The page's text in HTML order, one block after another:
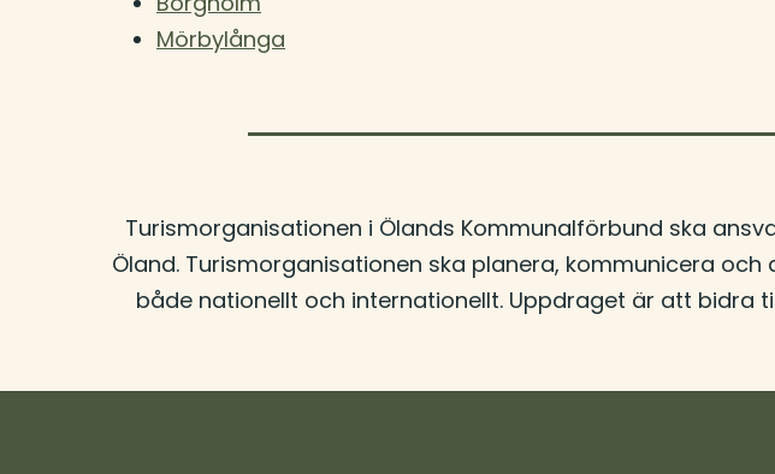
Mörbylånga
Turismorganisationen i Ölands Kommunalförbund ska
Öland. Turismorganisationen ska planera, kommunicera
både nationellt och internationellt. Uppdraget är att bidra